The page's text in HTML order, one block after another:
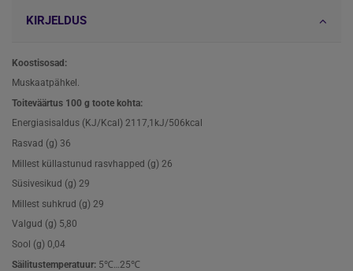
KIRJELDUS
Koostisosad:
Muskaatpähkel.
Toiteväärtus 100 g toote kohta:
Energiasisaldus (KJ/Kcal) 2117,1kJ/506kcal
Rasvad (g) 36
Millest küllastunud rasvhapped (g) 26
Süsivesikud (g) 29
Millest suhkrud (g) 29
Valgud (g) 5,80
Sool (g) 0,04
Säilitustemperatuur: 5℃…25℃